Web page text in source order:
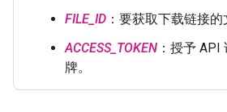
FILE_ID ：要获取下载链接的
ACCESS_TOKEN ：授予
牌。